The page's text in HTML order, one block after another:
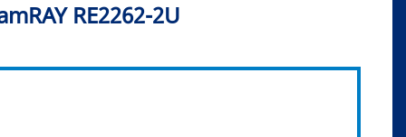
RE2262-2U